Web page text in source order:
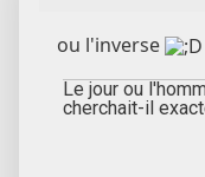
ou l'inverse
Le jour ou
cherchait-il